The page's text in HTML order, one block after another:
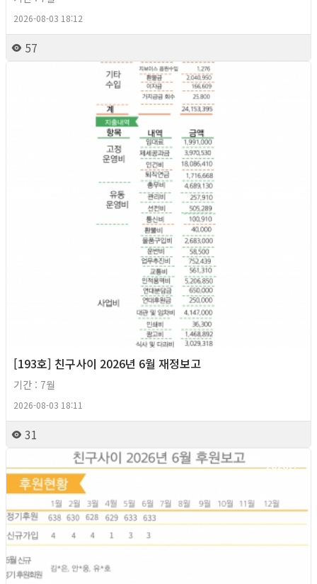
2026-08-03 18:12
57
[193호] 친구사이 2026년 6월 재정보고
기간 : 7월
2026-08-03 18:11
31
2026년